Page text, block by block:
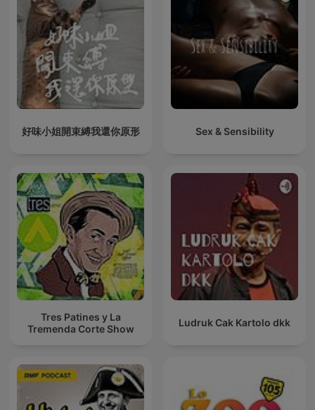
好味小姐開束縛我還你原形 Sex & Sensibility
Tres Patines y La
Tremenda Corte Show
Ludruk Cak Kartolo dkk